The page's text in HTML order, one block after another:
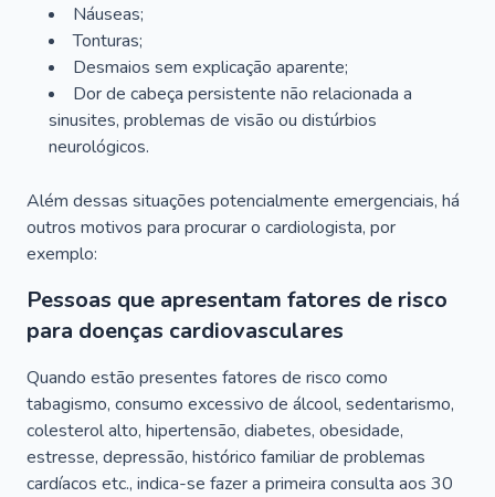
Náuseas;
Tonturas;
Desmaios sem explicação aparente;
Dor de cabeça persistente não relacionada a
sinusites, problemas de visão ou distúrbios
neurológicos.
Além dessas situações potencialmente emergenciais, há
outros motivos para procurar o cardiologista, por
exemplo:
Pessoas que apresentam fatores de risco
para doenças cardiovasculares
Quando estão presentes fatores de risco como
tabagismo, consumo excessivo de álcool, sedentarismo,
colesterol alto, hipertensão, diabetes, obesidade,
estresse, depressão, histórico familiar de problemas
cardíacos etc., indica-se fazer a primeira consulta aos 30